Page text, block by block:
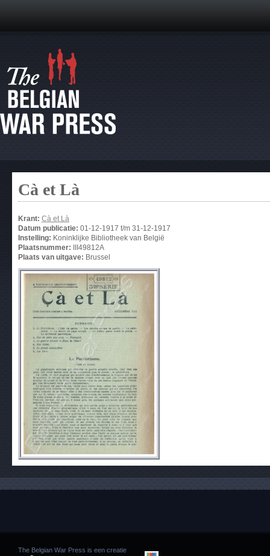
Cà et Là
Krant: Cà et Là
Datum publicatie: 01-12-1917 t/m 31-12-1917
Instelling: Koninklijke Bibliotheek van België
Plaatsnummer:
III49812A
Plaats van uitgave: Brussel
The Belgian War Press is een creatie